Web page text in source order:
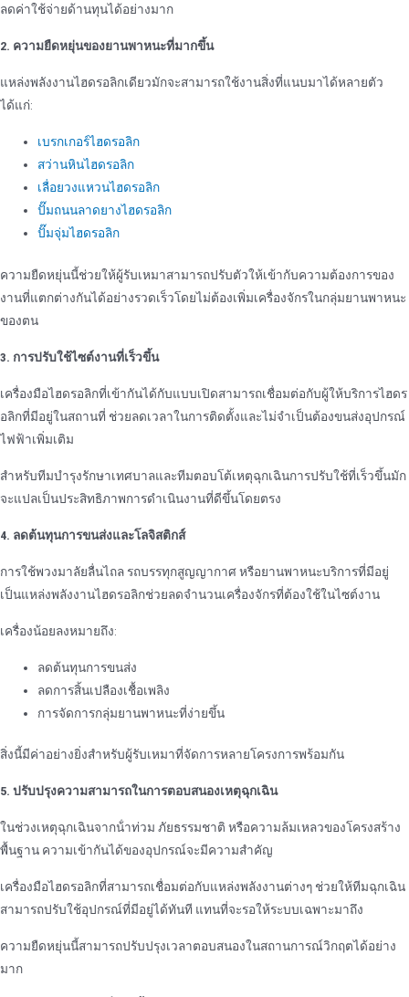
ลดค่าใช้จ่ายด้านทุนได้อย่างมาก
2. ความยืดหยุ่นของยานพาหนะที่มากขึ้น
แหล่งพลังงานไฮดรอลิกเดียวมักจะสามารถใช้งานสิ่งที่แนบมาได้หลายตัว
ได้แก่:
เบรกเกอร์ไฮดรอลิก
สว่านหินไฮดรอลิก
เลื่อยวงแหวนไฮดรอลิก
ปั๊มถนนลาดยางไฮดรอลิก
ปั๊มจุ่มไฮดรอลิก
ความยืดหยุ่นนี้ช่วยให้ผู้รับเหมาสามารถปรับตัวให้เข้ากับความต้องการของ
งานที่แตกต่างกันได้อย่างรวดเร็วโดยไม่ต้องเพิ่มเครื่องจักรในกลุ่มยานพาหนะ
ของตน
3. การปรับใช้ไซต์งานที่เร็วขึ้น
เครื่องมือไฮดรอลิกที่เข้ากันได้กับแบบเปิดสามารถเชื่อมต่อกับผู้ให้บริการไฮดร
อลิกที่มีอยู่ในสถานที่ ช่วยลดเวลาในการติดตั้งและไม่จําเป็นต้องขนส่งอุปกรณ์
ไฟฟ้าเพิ่มเติม
สําหรับทีมบํารุงรักษาเทศบาลและทีมตอบโต้เหตุฉุกเฉินการปรับใช้ที่เร็วขึ้นมัก
จะแปลเป็นประสิทธิภาพการดําเนินงานที่ดีขึ้นโดยตรง
4. ลดต้นทุนการขนส่งและโลจิสติกส์
การใช้พวงมาลัยลื่นไถล รถบรรทุกสูญญากาศ หรือยานพาหนะบริการที่มีอยู่
เป็นแหล่งพลังงานไฮดรอลิกช่วยลดจํานวนเครื่องจักรที่ต้องใช้ในไซต์งาน
เครื่องน้อยลงหมายถึง:
ลดต้นทุนการขนส่ง
ลดการสิ้นเปลืองเชื้อเพลิง
การจัดการกลุ่มยานพาหนะที่ง่ายขึ้น
สิ่งนี้มีค่าอย่างยิ่งสําหรับผู้รับเหมาที่จัดการหลายโครงการพร้อมกัน
5. ปรับปรุงความสามารถในการตอบสนองเหตุฉุกเฉิน
ในช่วงเหตุฉุกเฉินจากน้ําท่วม ภัยธรรมชาติ หรือความล้มเหลวของโครงสร้าง
พื้นฐาน ความเข้ากันได้ของอุปกรณ์จะมีความสําคัญ
เครื่องมือไฮดรอลิกที่สามารถเชื่อมต่อกับแหล่งพลังงานต่างๆ ช่วยให้ทีมฉุกเฉิน
สามารถปรับใช้อุปกรณ์ที่มีอยู่ได้ทันที แทนที่จะรอให้ระบบเฉพาะมาถึง
ความยืดหยุ่นนี้สามารถปรับปรุงเวลาตอบสนองในสถานการณ์วิกฤตได้อย่าง
มาก